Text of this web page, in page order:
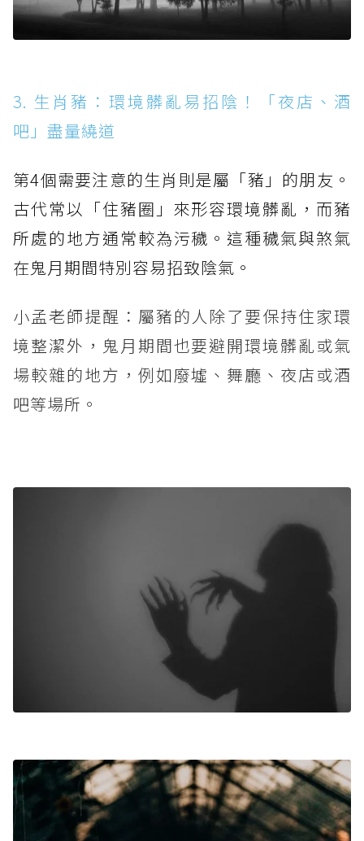
3. 生肖豬：環境髒亂易招陰！「夜店、酒
吧」盡量繞道
第4個需要注意的生肖則是屬「豬」的朋友。
古代常以「住豬圈」來形容環境髒亂，而豬
所處的地方通常較為污穢。這種穢氣與煞氣
在鬼月期間特別容易招致陰氣。
小孟老師提醒：屬豬的人除了要保持住家環
境整潔外，鬼月期間也要避開環境髒亂或氣
場較雜的地方，例如廢墟、舞廳、夜店或酒
吧等場所。